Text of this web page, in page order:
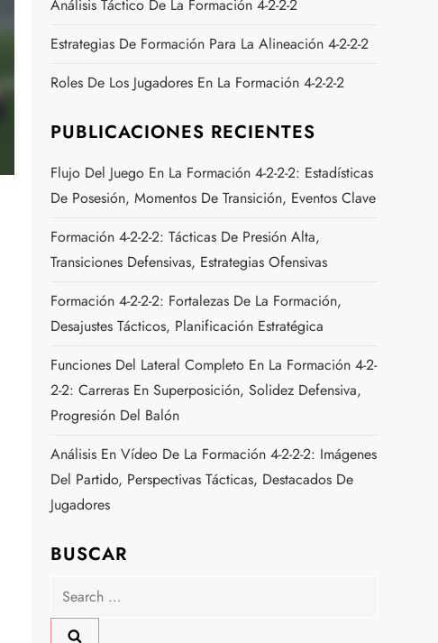
Análisis Táctico De La Formación 4-2-2-2
Estrategias De Formación Para La Alineación 4-2-2-2
Roles De Los Jugadores En La Formación 4-2-2-2
PUBLICACIONES RECIENTES
Flujo Del Juego En La Formación 4-2-2-2: Estadísticas
De Posesión, Momentos De Transición, Eventos Clave
Formación 4-2-2-2: Tácticas De Presión Alta,
Transiciones Defensivas, Estrategias Ofensivas
Formación 4-2-2-2: Fortalezas De La Formación,
Desajustes Tácticos, Planificación Estratégica
Funciones Del Lateral Completo En La Formación 4-2-
2-2: Carreras En Superposición, Solidez Defensiva,
Progresión Del Balón
Análisis En Vídeo De La Formación 4-2-2-2: Imágenes
Del Partido, Perspectivas Tácticas, Destacados De
Jugadores
BUSCAR
Search
for: